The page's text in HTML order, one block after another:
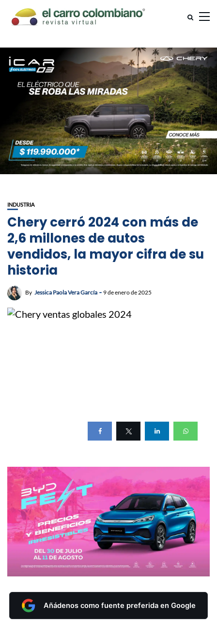
INDUSTRIA
Chery cerró 2024 con más de
2,6 millones de autos
vendidos, la mayor cifra de su
historia
By Jessica Paola Vera García 9 de enero de 2025
Añádenos como fuente preferida en Google